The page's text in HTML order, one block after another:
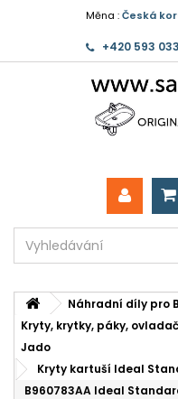
Měna : Česká
+420 593
Náhradní díly pro
Kryty, krytky, páky,
Jado
Kryty kartuší Ideal
B960783AA Ideal